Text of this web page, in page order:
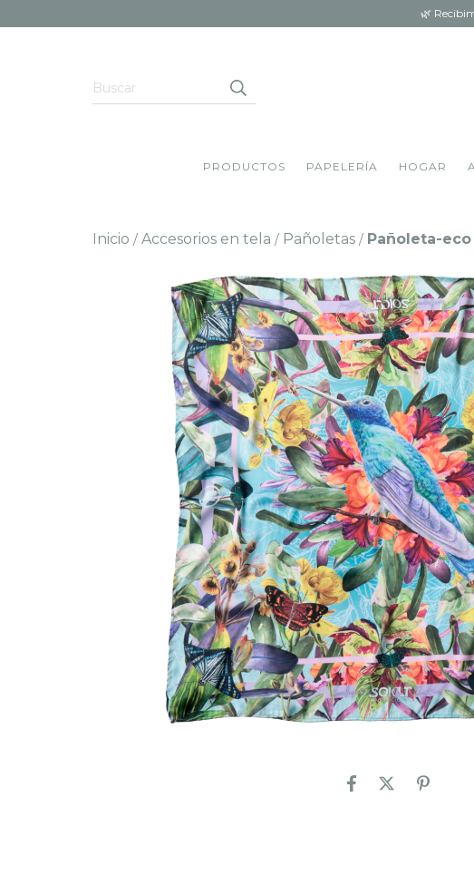
🌿
PRODUCTOS PAPELERÍA HOGAR
Inicio / Accesorios en tela / Pañoletas / Pañoleta-